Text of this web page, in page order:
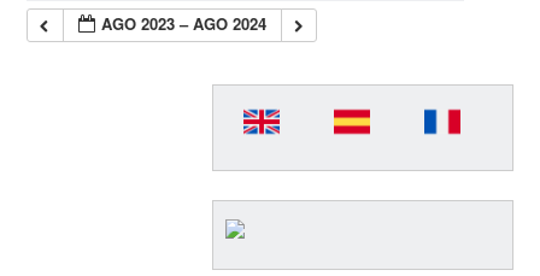
AGO 2023 – AGO 2024